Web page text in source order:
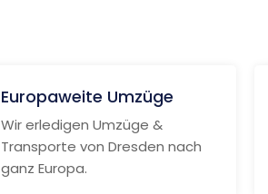
Europaweite Umzüge
Wir erledigen Umzüge &
Transporte von Dresden nach
ganz Europa.